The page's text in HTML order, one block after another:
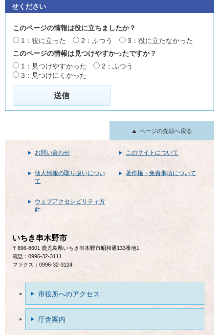
せください
このページの情報は役に立ちましたか？
1：役に立った
2：ふつう
3：役に立たなかった
このページの情報は見つけやすかったですか？
1：見つけやすかった
2：ふつう
3：見つけにくかった
ページの先頭へ戻る
お問い合わせ このサイトについて
個人情報の取り扱いについ
て
著作権・免責事項について
ウェブアクセシビリティ方
針
いちき串木野市
〒896-8601 鹿児島県いちき串木野市昭和通133番地1
電話：0996-32-3111
ファクス：0996-32-3124
市役所へのアクセス
庁舎案内